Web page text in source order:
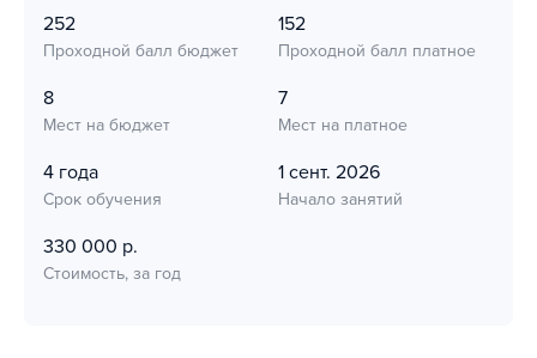
252
Проходной балл бюджет
152
Проходной балл платное
8
Мест на бюджет
7
Мест на платное
4 года
Срок обучения
1 сент. 2026
Начало занятий
330 000 р.
Стоимость, за год